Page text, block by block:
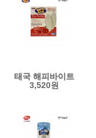
태국 해피바이트
글루텐프리 사과맛
3,520원